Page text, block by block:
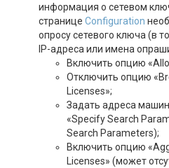
информация о сетевом
странице Configuration
опросу сетевого ключа (в
IP-адреса или имена
Включить опцию
Отключить опцию
Licenses»;
Задать адреса
«Specify Search
Search Parameters);
Включить опцию
Licenses» (может